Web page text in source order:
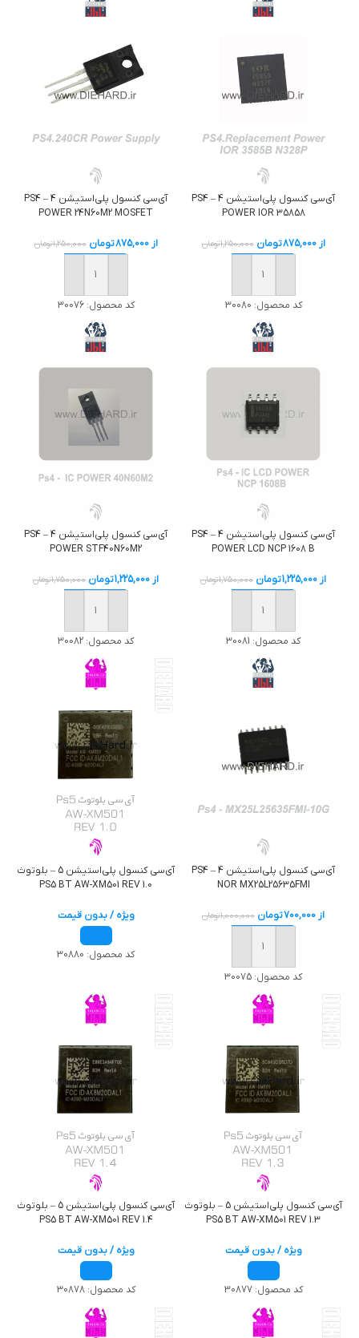
آی‌سی کنسول پلی‌استیشن 4 – PS4
POWER IOR 35858
از875,000تومان 1,250,000تومان
خرید
کد محصول: 30080
آی‌سی کنسول پلی‌استیشن 4 – PS4
POWER 24N60M2 MOSFET
از875,000تومان 1,250,000تومان
خرید
کد محصول:30076
آی‌سی کنسول پلی‌استیشن 4 – PS4
POWER LCD NCP 1608 B
از 1,225,000تومان 1,750,000تومان
خرید
کد محصول: 30081
آی‌سی کنسول پلی‌استیشن 4 – PS4
POWER STF40N60M2
از 1,225,000تومان 1,750,000تومان
خرید
کد محصول: 30082
آی‌سی کنسول پلی‌استیشن 4 – PS4
NOR MX25L25635FMI
از 700,000تومان 1,000,000تومان
خرید
کد محصول: 30075
آی‌سی کنسول پلی‌استیشن 5 – بلوتوث
PS5 BT AW-XM501 REV 1.0
ویژه / بدون قیمت
کد محصول: 30880
آی‌سی کنسول پلی‌استیشن 5 – بلوتوث
PS5 BT AW-XM501 REV 1.3
ویژه / بدون قیمت
کد محصول:30877
آی‌سی کنسول پلی‌استیشن 5 – بلوتوث
PS5 BT AW-XM501 REV 1.4
ویژه / بدون قیمت
کد محصول:30878